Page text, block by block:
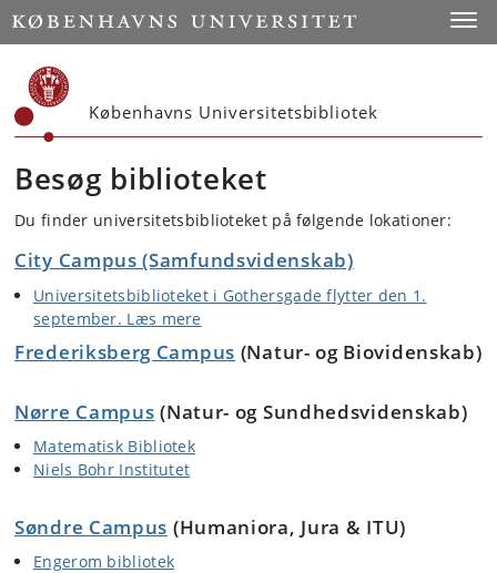
Start
Københavns Universitetsbibliotek
Besøg biblioteket
Du finder universitetsbiblioteket på følgende lokationer:
City Campus (Samfundsvidenskab)
Universitetsbiblioteket i Gothersgade flytter den 1.
september. Læs mere
Frederiksberg Campus (Natur- og Biovidenskab)
Nørre Campus (Natur- og Sundhedsvidenskab)
Matematisk Bibliotek
Niels Bohr Institutet
Søndre Campus (Humaniora, Jura & ITU)
Engerom bibliotek